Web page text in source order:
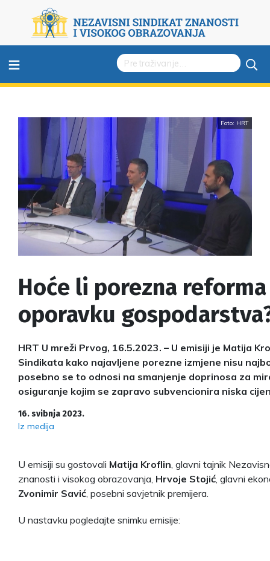
≡
Foto: HRT
Hoće li porezna
oporavku
HRT U mreži Prvog, 16.5.2023. – U emisiji je Matija
Sindikata kako najavljene porezne izmjene nisu
posebno se to odnosi na smanjenje doprinosa za
osiguranje kojim se zapravo subvencionira niska
16. svibnja 2023.
Iz medija
U emisiji su gostovali Matija Kroflin, glavni tajnik
znanosti i visokog obrazovanja, Hrvoje Stojić, glavni
Zvonimir Savić, posebni savjetnik premijera.
U nastavku pogledajte snimku emisije: